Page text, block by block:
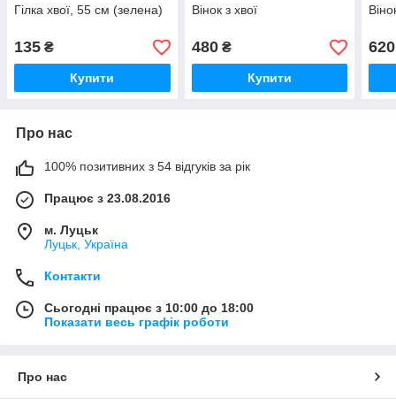
Гілка хвої, 55 см (зелена)
135 ₴
Купити
Вінок з хвої
480₴
Купити
620
Про нас
100% позитивних з 54 відгуків за рік
Працює з 23.08.2016
м. Луцьк
Луцьк, Україна
Контакти
Сьогодні працює з 10:00 до 18:00
Показати весь графік роботи
Про нас